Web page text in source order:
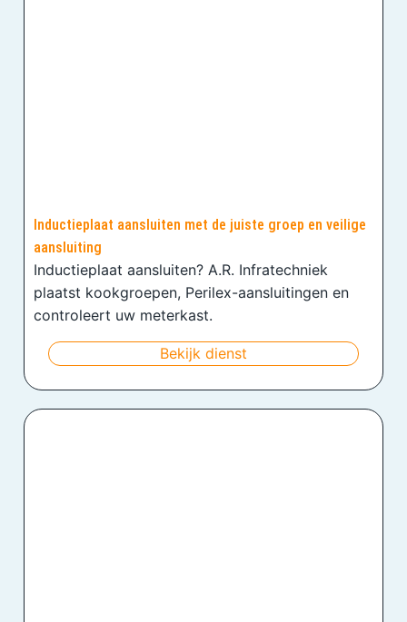
Inductieplaat aansluiten met de juiste groep en veilige
aansluiting
Inductieplaat aansluiten? A.R. Infratechniek
plaatst kookgroepen, Perilex-aansluitingen en
controleert uw meterkast.
Bekijk dienst